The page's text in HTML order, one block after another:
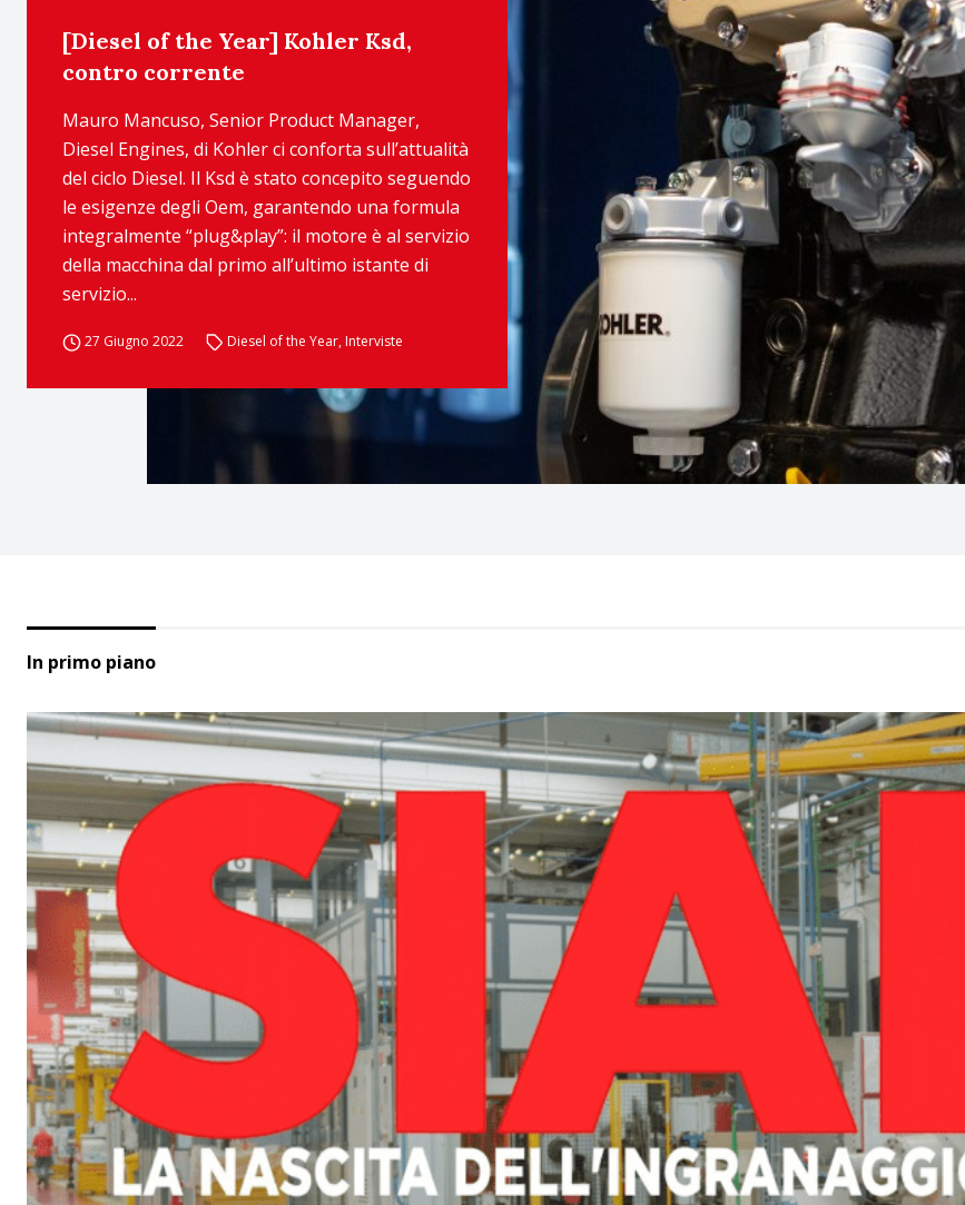
[Diesel of the Year] Kohler Ksd,
contro corrente
Mauro Mancuso, Senior Product Manager,
Diesel Engines, di Kohler ci conforta sull’attualità
del ciclo Diesel. Il Ksd è stato concepito seguendo
le esigenze degli Oem, garantendo una formula
integralmente “plug&play”: il motore è al servizio
della macchina dal primo all’ultimo istante di
servizio...
27 Giugno 2022 Diesel of the Year, Interviste
In primo piano